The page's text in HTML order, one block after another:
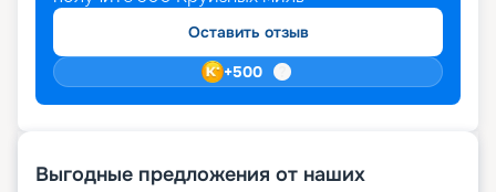
Оставить отзыв
+500
Выгодные предложения от наших